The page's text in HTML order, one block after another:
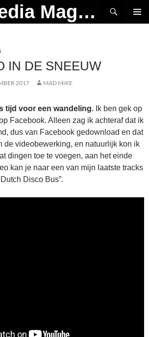
MAD Media Magazine
IN DE SNEEUW
2017 MAD MIKE
tijd voor een wandeling. Ik ben gek op
Facebook. Alleen zag ik achteraf dat ik
dus van Facebook gedownload en dat
de videobewerking, en natuurlijk kon ik
dingen toe te voegen, aan het einde
kan je naar een van mijn laatste tracks
Disco Bus”.